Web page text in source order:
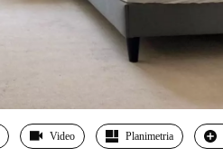
Video Planimetria